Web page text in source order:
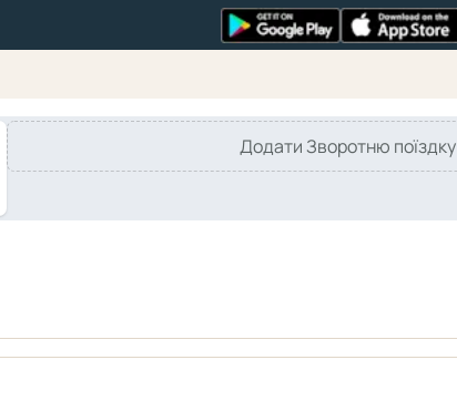
Додати Зворотню поїздку